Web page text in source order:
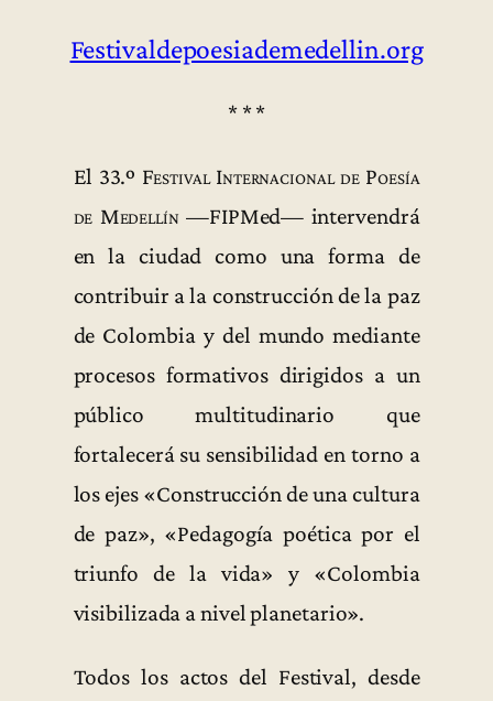
Festivaldepoesiademedellin.org
* * *
El 33.º Festival Internacional de Poesía
de Medellín—FIPMed— intervendrá
en la ciudad como una forma de
contribuir a la construcción de la paz
de Colombia y del mundo mediante
procesos formativos dirigidos a un
público multitudinario que
fortalecerá su sensibilidad en torno a
los ejes «Construcción de una cultura
de paz», «Pedagogía poética por el
triunfo de la vida» y «Colombia
visibilizada a nivel planetario».
Todos los actos del Festival, desde